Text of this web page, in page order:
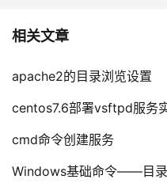
相关文章
apache2的目录浏览设置
centos7.6部署vsftpd服务
cmd命令创建服务
Windows基础命令——目录